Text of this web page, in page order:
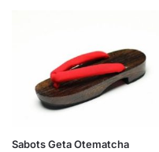
Sabots Geta Otematcha